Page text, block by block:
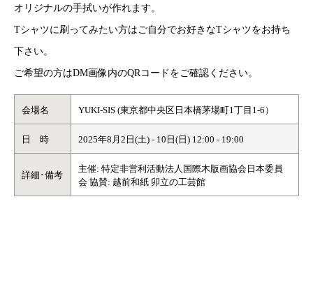
オリジナルの手拭いが作れます。
Tシャツに刷ってみたい方はご自分でお好きなTシャツをお持ち
下さい。
ご希望の方はDM画像内のQRコードをご確認ください。
会場名 YUKI-SIS (東京都中央区日本橋茅場町1丁目1-6）
日 時 2025年8月2日(土) - 10日(日) 12:00 - 19:00
詳細･備考
主催: 特定非営利活動法人国際木版画協会日本委員
会 協賛: 越前和紙 卯立の工芸館